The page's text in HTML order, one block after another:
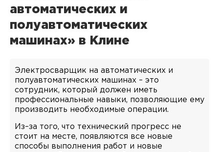
автоматических и
полуавтоматических
машинах» в Клине
Электросварщик на автоматических и
полуавтоматических машинах – это
сотрудник, который должен иметь
профессиональные навыки, позволяющие ему
производить необходимые операции.
Из–за того, что технический прогресс не
стоит на месте, появляются все новые
способы выполнения работ и новые